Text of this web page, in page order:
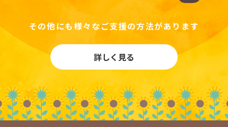
その他にも様々なご支援の方法があります
詳しく見る